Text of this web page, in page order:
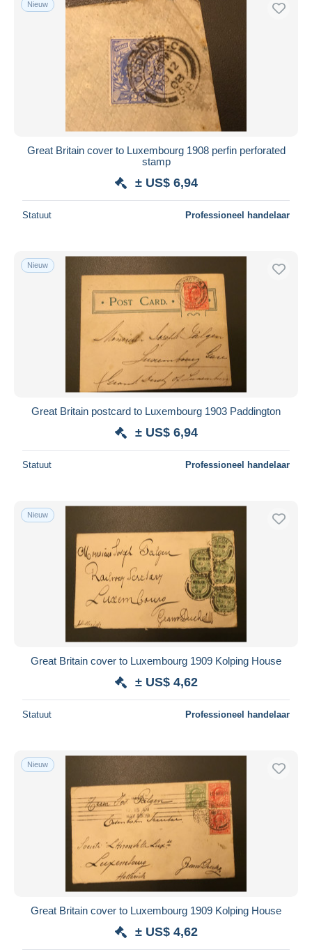
Nieuw
Great Britain cover to Luxembourg 1908 perfin perforated
stamp
± US$ 6,94
Statuut Professioneel handelaar
Nieuw
Great Britain postcard to Luxembourg 1903 Paddington
± US$ 6,94
Statuut Professioneel handelaar
Nieuw
Great Britain cover to Luxembourg 1909 Kolping House
± US$ 4,62
Statuut Professioneel handelaar
Nieuw
Great Britain cover to Luxembourg 1909 Kolping House
± US$ 4,62